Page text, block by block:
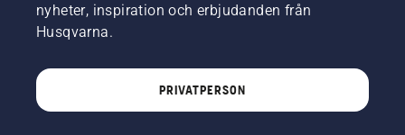
nyheter, inspiration och erbjudanden från
Husqvarna.
PRIVATPERSON